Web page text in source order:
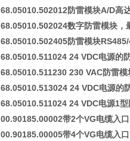
68.05010.502012防雷模块A/D高
68.05010.502024数字防雷模块，
68.05010.502405防雷模块
68.05010.511024 24 VDC电源的
68.05010.511230 230 VAC防雷模
68.05010.513024 24 VDC电源的
68.05010.511024 24 VDC电源1型
00.90185.00002带2个VG电缆入
00.90185.00005带4个VG电缆入